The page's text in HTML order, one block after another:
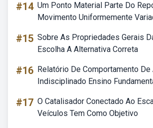
#14 Um Ponto Material Parte Do
Movimento Uniformemente
#15 Sobre As Propriedades Gerais
Escolha A Alternativa Correta
#16 Relatório De Comportamento De
Indisciplinado Ensino
#17 O Catalisador Conectado Ao
Veículos Tem Como Objetivo